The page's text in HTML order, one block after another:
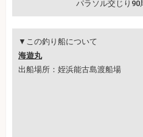
パラソル交じり90
▼この釣り船について
海遊丸
出船場所：姪浜能古島渡船場